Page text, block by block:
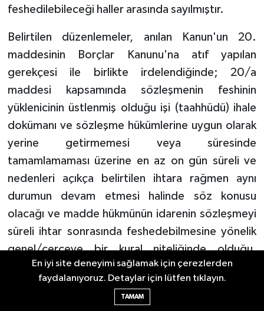
feshedilebileceği haller arasında sayılmıştır.
Belirtilen düzenlemeler, anılan Kanun'un 20.
maddesinin Borçlar Kanunu'na atıf yapılan
gerekçesi ile birlikte irdelendiğinde; 20/a
maddesi kapsamında sözleşmenin feshinin
yüklenicinin üstlenmiş olduğu işi (taahhüdü) ihale
dokümanı ve sözleşme hükümlerine uygun olarak
yerine getirmemesi veya süresinde
tamamlamaması üzerine en az on gün süreli ve
nedenleri açıkça belirtilen ihtara rağmen aynı
durumun devam etmesi halinde söz konusu
olacağı ve madde hükmünün idarenin sözleşmeyi
süreli ihtar sonrasında feshedebilmesine yönelik
genel/çerçeve bir kural niteliğinde olduğu,
yüklenicinin sözleşmenin uygulanması sırasında
yasak fiil ve davranışlarda bulunmak suretiyle ihale
dokümanı ve sözleşme hükümlerine uygun olarak
En iyi site deneyimi sağlamak için çerezlerden
faydalanıyoruz. Detaylar için lütfen tıklayın.
TAMAM